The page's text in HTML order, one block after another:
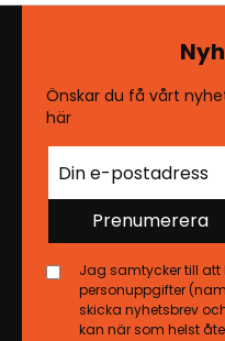
Önskar du få vårt
här
Prenumerera
Jag samtycker till
personuppgifter
skicka nyhetsbrev
kan när som helst